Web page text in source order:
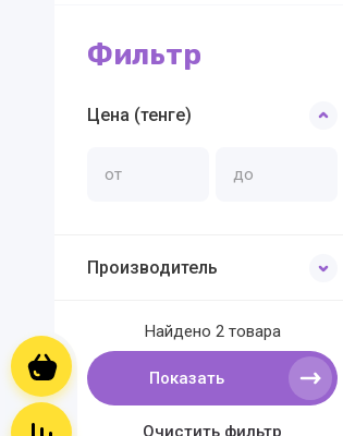
Корзина пуста
Сравнение пусто
Фильтр
Цена (тенге)
Производитель
Найдено 2 товара
Показать
Очистить фильтр